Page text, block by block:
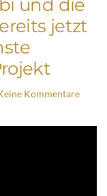
und die
jetzt
Kommentare